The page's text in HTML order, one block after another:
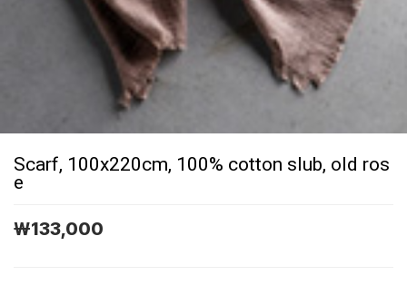
Scarf, 100x220cm, 100% cotton slub, old ros
e
￦133,000